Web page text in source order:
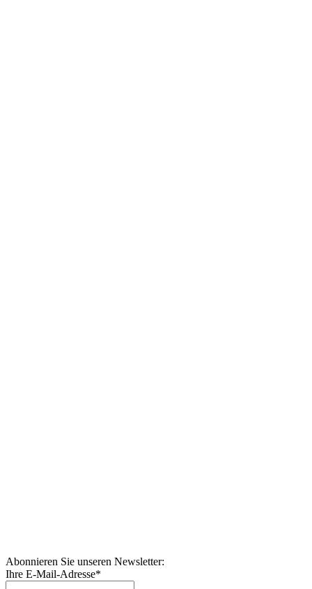
Abonnieren Sie unseren Newsletter:
Ihre E-Mail-Adresse*